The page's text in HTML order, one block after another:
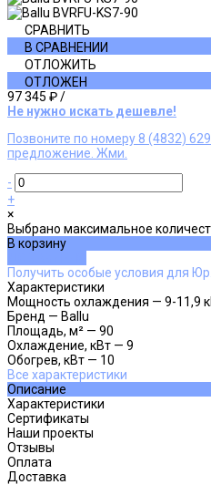
СРАВНИТЬ
В СРАВНЕНИИ
ОТЛОЖИТЬ
ОТЛОЖЕН
97 345 ₽/
Не нужно искать дешевле!
Позвоните по номеру 8 (4832)
предложение. Жми.
-
+
×
Выбрано максимальное
В корзину
Получить особые условия для
Характеристики
Мощность охлаждения — 9-11,9
Бренд — Ballu
Площадь, м² — 90
Охлаждение, кВт — 9
Обогрев, кВт — 10
Все характеристики
Описание
Характеристики
Сертификаты
Наши проекты
Отзывы
Оплата
Доставка